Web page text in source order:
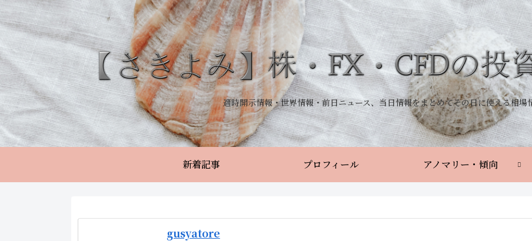
適時開示情報・世界情報・前日ニュース、当日情報をまとめてその日に使える相場
新着記事 プロフィール アノマリー・傾向
gusyatore